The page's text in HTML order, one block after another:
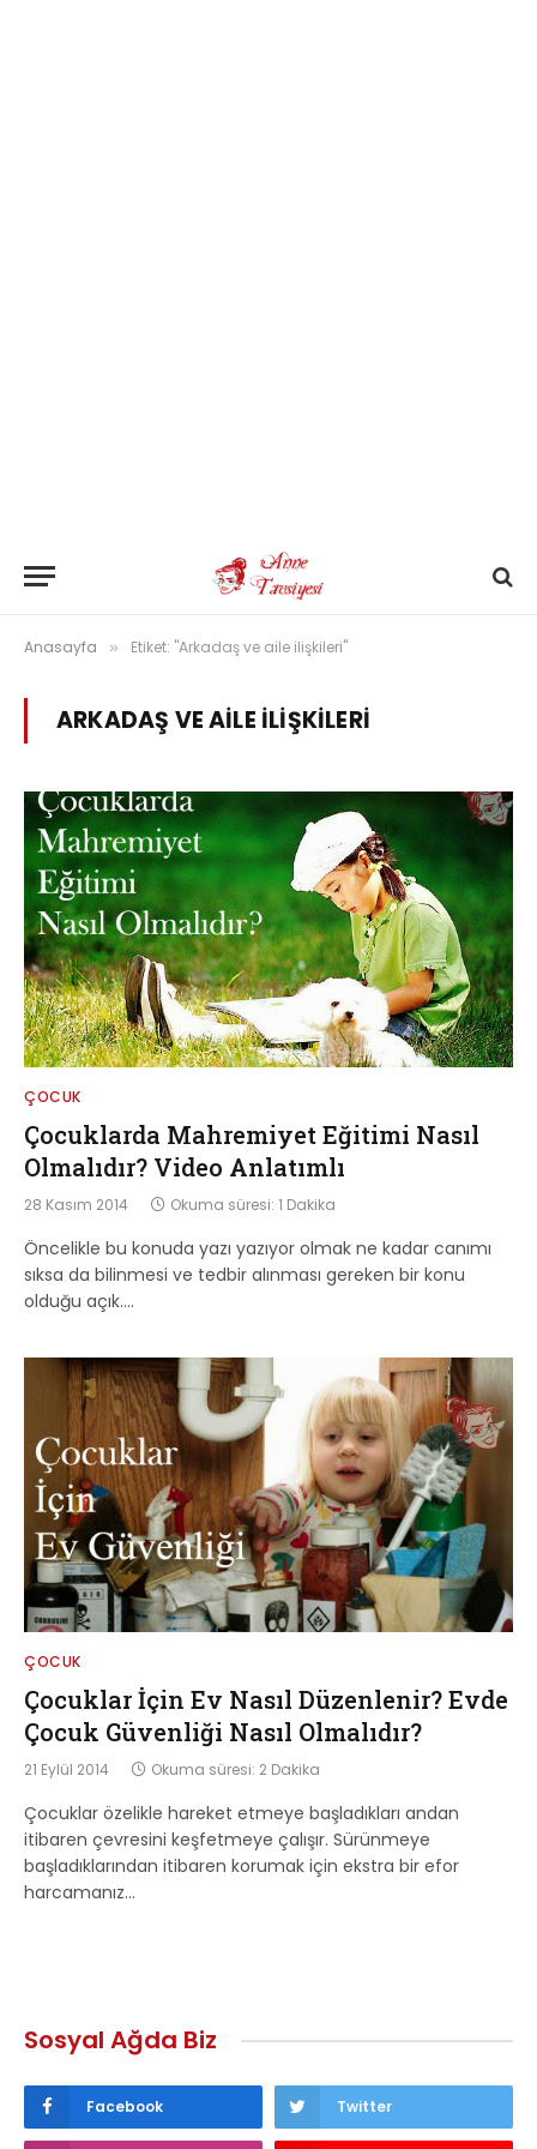
Anasayfa » Etiket: "Arkadaş ve aile ilişkileri"
ARKADAŞ VE AILE ILIŞKILERI
ÇOCUK
Çocuklarda Mahremiyet Eğitimi Nasıl
Olmalıdır? Video Anlatımlı
28 Kasım 2014 Okuma süresi: 1 Dakika
Öncelikle bu konuda yazı yazıyor olmak ne kadar canımı
sıksa da bilinmesi ve tedbir alınması gereken bir konu
olduğu açık.…
ÇOCUK
Çocuklar İçin Ev Nasıl Düzenlenir? Evde
Çocuk Güvenliği Nasıl Olmalıdır?
21 Eylül 2014 Okuma süresi: 2 Dakika
Çocuklar özelikle hareket etmeye başladıkları andan
itibaren çevresini keşfetmeye çalışır. Sürünmeye
başladıklarından itibaren korumak için ekstra bir efor
harcamanız…
Sosyal Ağda Biz
Facebook Twitter